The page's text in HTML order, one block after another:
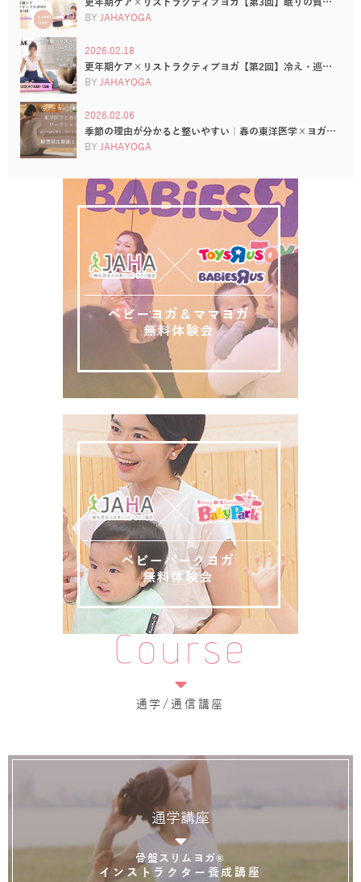
BY JAHAYOGA
2026.02.18
更年期ケア×リストラクティブヨガ【第2回】冷え・巡…
BY JAHAYOGA
2026.02.06
季節の理由が分かると整いやすい｜春の東洋医学×ヨガ…
BY JAHAYOGA
Course
通学/通信講座
通学講座
骨盤スリムヨガ®
インストラクター養成講座